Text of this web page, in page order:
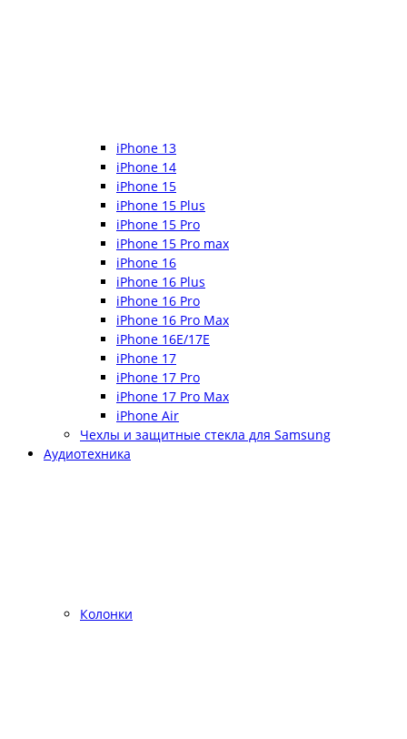
iPhone 13
iPhone 14
iPhone 15
iPhone 15 Plus
iPhone 15 Pro
iPhone 15 Pro max
iPhone 16
iPhone 16 Plus
iPhone 16 Pro
iPhone 16 Pro Max
iPhone 16E/17E
iPhone 17
iPhone 17 Pro
iPhone 17 Pro Max
iPhone Air
Чехлы и защитные стекла для Samsung
Аудиотехника
Колонки